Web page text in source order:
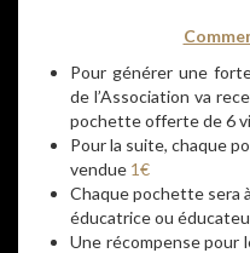
Pour générer une
de l’Association va
pochette offerte de 6
Pour la suite, chaque
vendue 1€
Chaque pochette sera
éducatrice ou
Une récompense pour